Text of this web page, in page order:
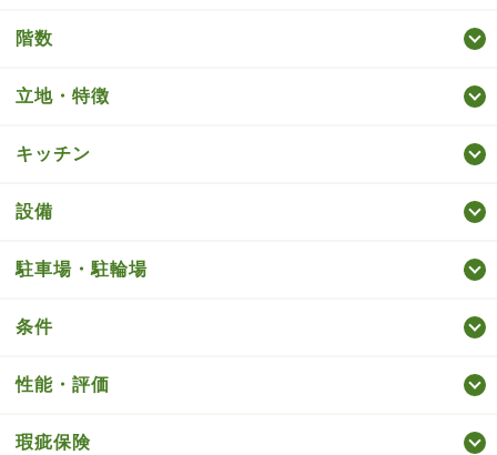
階数
立地・特徴
キッチン
設備
駐車場・駐輪場
条件
性能・評価
瑕疵保険